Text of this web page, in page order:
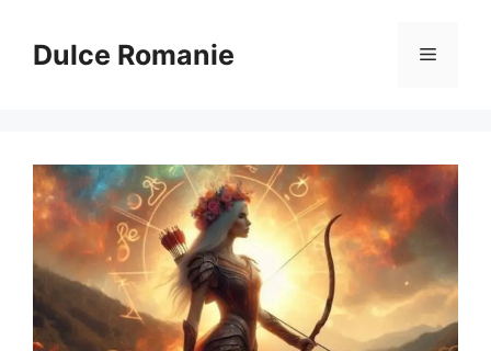
conținutDulce Romanie Meniu